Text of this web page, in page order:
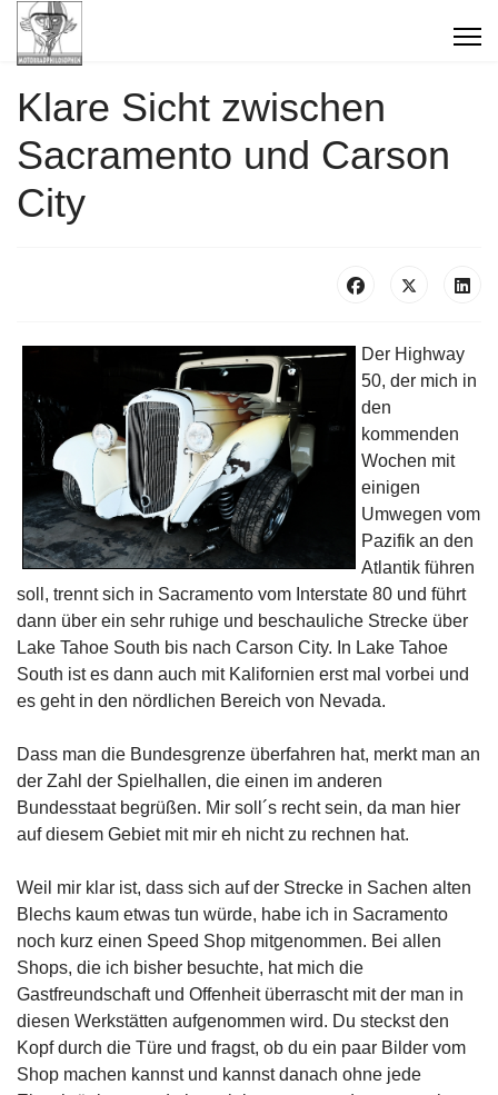
Klare Sicht zwischen
Sacramento und Carson
City
Der Highway
50, der mich in
den
kommenden
Wochen mit
einigen
Umwegen vom
Pazifik an den
Atlantik führen
soll, trennt sich in Sacramento vom Interstate 80 und führt
dann über ein sehr ruhige und beschauliche Strecke über
Lake Tahoe South bis nach Carson City. In Lake Tahoe
South ist es dann auch mit Kalifornien erst mal vorbei und
es geht in den nördlichen Bereich von Nevada.
Dass man die Bundesgrenze überfahren hat, merkt man an
der Zahl der Spielhallen, die einen im anderen
Bundesstaat begrüßen. Mir soll´s recht sein, da man hier
auf diesem Gebiet mit mir eh nicht zu rechnen hat.
Weil mir klar ist, dass sich auf der Strecke in Sachen alten
Blechs kaum etwas tun würde, habe ich in Sacramento
noch kurz einen Speed Shop mitgenommen. Bei allen
Shops, die ich bisher besuchte, hat mich die
Gastfreundschaft und Offenheit überrascht mit der man in
diesen Werkstätten aufgenommen wird. Du steckst den
Kopf durch die Türe und fragst, ob du ein paar Bilder vom
Shop machen kannst und kannst danach ohne jede